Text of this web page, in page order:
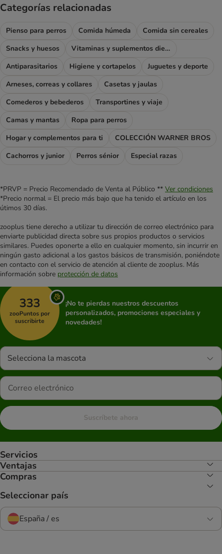
Categorías relacionadas
Pienso para perros Comida húmeda
Comida sin cereales
Snacks y huesos
Vitaminas y suplementos dietéticos
Antiparasitarios
Higiene y cortapelos
Juguetes y deporte
Arneses, correas y collares
Casetas y jaulas
Comederos y bebederos
Transportines y viaje
Camas y mantas
Ropa para perros
Hogar y complementos para ti
COLECCIÓN WARNER BROS
Cachorros y junior
Perros sénior Especial razas
*PRVP = Precio Recomendado de Venta al Público ** Ver condiciones
*Precio normal = El precio más bajo que ha tenido el artículo en los
útimos 30 días.
zooplus tiene derecho a utilizar tu dirección de correo electrónico para
enviarte publicidad directa sobre sus propios productos o servicios
similares. Puedes oponerte a ello en cualquier momento, sin incurrir en
ningún gasto adicional a los gastos básicos de transmisión, poniéndote
en contacto con el servicio de atención al cliente de zooplus. Más
información sobre protección de datos
333
zooPuntos por
suscribirte
¡No te pierdas nuestros descuentos
personalizados, promociones especiales y
novedades!
Selecciona la mascota
Suscríbete ahora
Servicios
Ventajas
Compras
Seleccionar país
España / es